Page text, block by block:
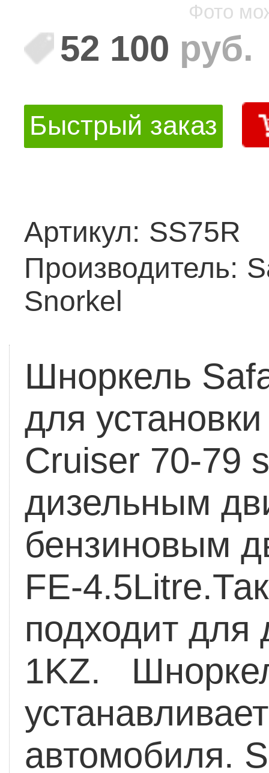
52 100 руб.
Быстрый заказ
Артикул: SS75R
Производитель:
Snorkel
Фото
Шноркель
для
Cruiser 70-79
дизельным
бензиновым
FE-
подходит для
1KZ.
автомобиля.